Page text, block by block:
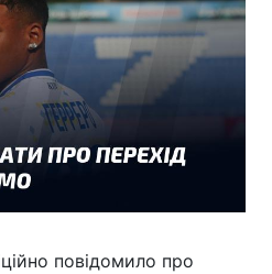
повідомило про